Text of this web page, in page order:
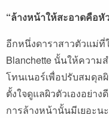
“ล้างหน้าให้สะอาดคือหั
อีกหนึ่งดาราสาวตัวแม่ที่
Blanchette นั้นให้ความ
โทนเนอร์เพื่อปรับสมดุล
ตั้งใจดูแลผิวตัวเองอย่างดี
การล้างหน้านั้นมีเยอะนะ